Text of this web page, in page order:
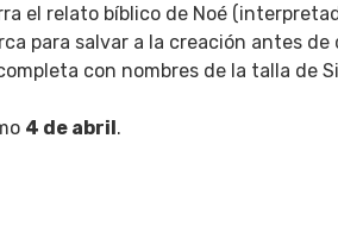
el relato bíblico de Noé
para salvar a la creación antes
con nombres de la talla de
4 de abril.